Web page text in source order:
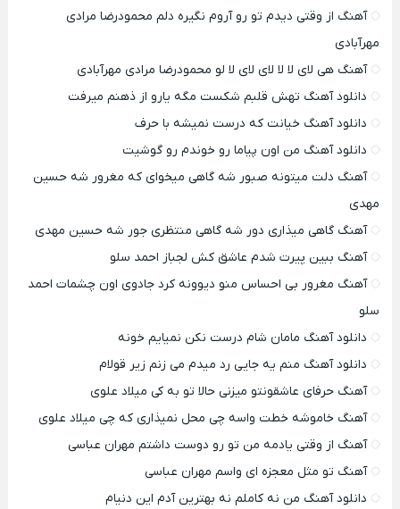
آهنگ از وقتی دیدم تو رو آروم نگیره دلم محمودرضا مرادی
مهرآبادی
آهنگ هی لای لا لا لای لای لا لو محمودرضا مرادی مهرآبادی
دانلود آهنگ تهش قلبم شکست مگه یارو از ذهنم میرفت
دانلود آهنگ خیانت که درست نمیشه با حرف
دانلود آهنگ من اون پیاما رو خوندم رو گوشیت
آهنگ دلت میتونه صبور شه گاهی میخوای که مغرور شه حسین
مهدی
آهنگ گاهی میذاری دور شه گاهی منتظری جور شه حسین مهدی
آهنگ ببین پیرت شدم عاشق کش لجباز احمد سلو
آهنگ مغرور بی احساس منو دیوونه کرد جادوی اون چشمات احمد
سلو
دانلود آهنگ مامان شام درست نکن نمیایم خونه
دانلود آهنگ منم یه جایی رد میدم می زنم زیر قولام
آهنگ حرفای عاشقونتو میزنی حالا تو به کی میلاد علوی
آهنگ خاموشه خطت واسه چی محل نمیذاری که چی میلاد علوی
آهنگ از وقتی یادمه من تو رو دوست داشتم مهران عباسی
آهنگ تو مثل معجزه ای واسم مهران عباسی
دانلود آهنگ من نه کاملم نه بهترین آدم این دنیام